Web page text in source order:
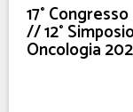
17°
// 12°
Oncologia